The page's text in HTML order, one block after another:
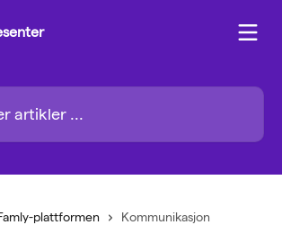
...
plattformen Kommunikasjon